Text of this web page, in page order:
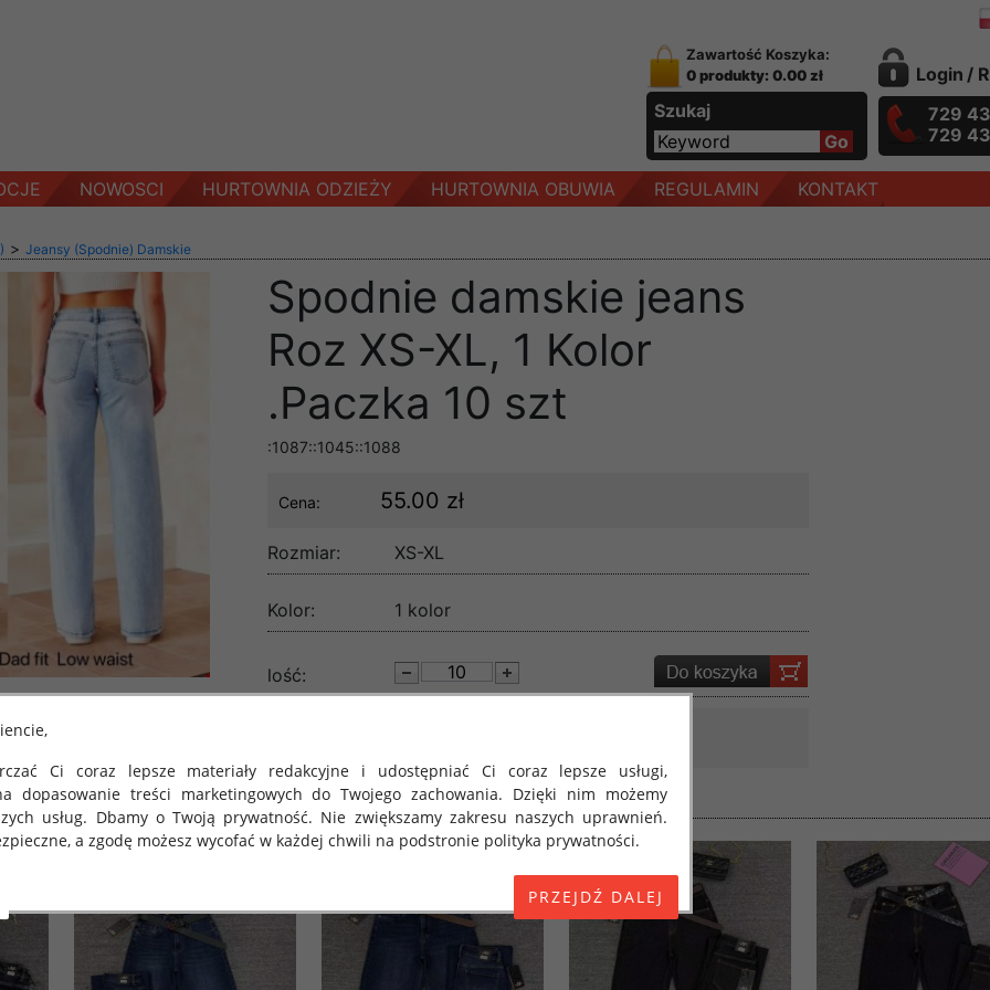
Zawartość Koszyka:
0 produkty: 0.00 zł
Szukaj
Login /
729
729
NOWOSCI HURTOWNIA ODZIEŻY HURTOWNIA OBUWIA REGULAMIN KONTAKT
> Jeansy (Spodnie) Damskie
Spodnie damskie jeans
Roz XS-XL, 1 Kolor
.Paczka 10 szt
:1087::1045::1088
Cena: 55.00 zł
Rozmiar: XS-XL
Kolor: 1 kolor
lość:
Ci coraz lepsze materiały redakcyjne i udostępniać Ci coraz lepsze usługi,
dopasowanie treści marketingowych do Twojego zachowania. Dzięki nim możemy
usług. Dbamy o Twoją prywatność. Nie zwiększamy zakresu naszych uprawnień.
a zgodę możesz wycofać w każdej chwili na podstronie polityka prywatności.
obowiązuje Rozporządzenie Parlamentu Europejskiego i Rady (UE) 2016/679 z dnia 27
ochrony osób fizycznych w związku z przetwarzaniem danych osobowych i w sprawie
takich danych oraz uchylenia dyrektywy 95/46/WE (określane jako "RODO", "ORODO",
o Ochronie Danych"). W związku z tym chcielibyśmy poinformować Cię o
danych oraz zasadach, na jakich odbywa się to po dniu 25 maja 2018 roku. Poniżej